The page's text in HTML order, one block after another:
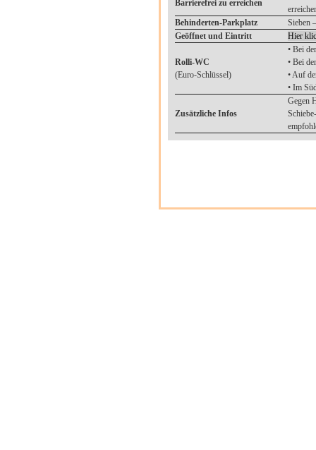
Barrierefrei zu erreichen
Behinderten-Parkplatz
Sieben
Geöffnet und Eintritt
Hier
Rolli-WC
(Euro-Schlüssel)
• Bei
• Bei
• Auf
• Im
Zusätzliche Infos
Gegen